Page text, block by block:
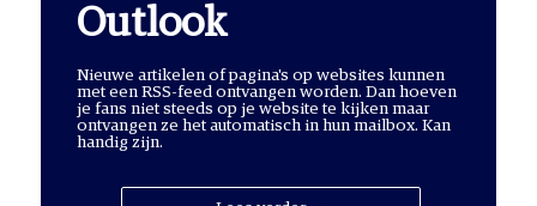
Outlook
Nieuwe artikelen of pagina's op websites kunnen
met een RSS-feed ontvangen worden. Dan hoeven
je fans niet steeds op je website te kijken maar
ontvangen ze het automatisch in hun mailbox. Kan
handig zijn.